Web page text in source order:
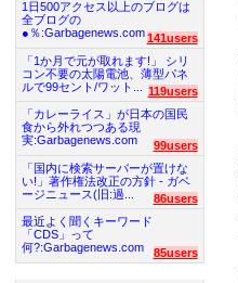
1日500アクセス以上のブログは
全ブログの
●％:Garbagenews.com 141users
「1か月で元が取れます!」 シリ
コン不要の太陽電池、薄型パネ
ルで99セント/ワット...
119users
「カレーライス」が日本の国民
食から外れつつある現
実:Garbagenews.com
99users
「国内に検索サーバーが置けな
い!」著作権法改正の方針 - ガベ
ージニュース(旧:過...
86users
最近よく聞くキーワード
「CDS」って
何?:Garbagenews.com
85users